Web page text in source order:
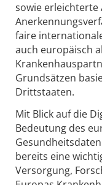
sowie erleichterte
faire
auch europäisch
Grundsätzen
Drittstaaten.
Mit Blick auf die
Bedeutung des
bereits eine
Versorgung,